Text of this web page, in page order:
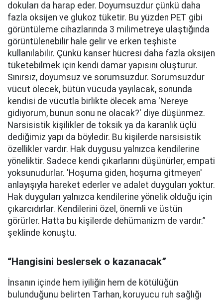
dokuları da harap eder. Doyumsuzdur çünkü daha
fazla oksijen ve glukoz tüketir. Bu yüzden PET gibi
görüntüleme cihazlarında 3 milimetreye ulaştığında
görüntülenebilir hale gelir ve erken teşhiste
kullanılabilir. Çünkü kanser hücresi daha fazla oksijen
tüketebilmek için kendi damar yapısını oluşturur.
Sınırsız, doyumsuz ve sorumsuzdur. Sorumsuzdur
vücut ölecek, bütün vücuda yayılacak, sonunda
kendisi de vücutla birlikte ölecek ama 'Nereye
gidiyorum, bunun sonu ne olacak?' diye düşünmez.
Narsisistik kişilikler de toksik ya da karanlık üçlü
dediğimiz yapı da böyledir. Bu kişilerde narsisistik
özellikler vardır. Hak duygusu yalnızca kendilerine
yöneliktir. Sadece kendi çıkarlarını düşünürler, empati
yoksunudurlar. 'Hoşuma giden, hoşuma gitmeyen'
anlayışıyla hareket ederler ve adalet duyguları yoktur.
Hak duyguları yalnızca kendilerine yönelik olduğu için
çıkarcıdırlar. Kendilerini özel, önemli ve üstün
görürler. Hatta bu kişilerde dehümanizm de vardır.”
şeklinde konuştu.
“Hangisini beslersek o kazanacak”
İnsanın içinde hem iyiliğin hem de kötülüğün
bulunduğunu belirten Tarhan, koruyucu ruh sağlığı